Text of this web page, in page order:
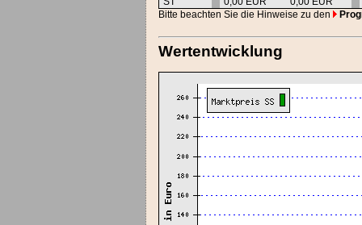
Bitte beachten Sie die Hinweise zu den
Wertentwicklung